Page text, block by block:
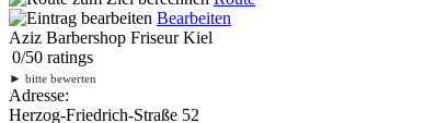
Bearbeiten
Aziz Barbershop Friseur Kiel
0/50 ratings
► bitte bewerten
Adresse:
Herzog-Friedrich-Straße 52